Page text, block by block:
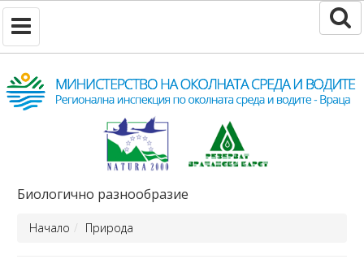
Биологично разнообразие
Начало Природа